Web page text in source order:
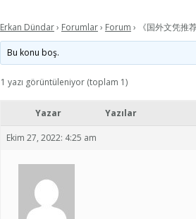
Erkan Dündar› Forumlar› Forum › 《国外文凭推
Bu konu boş.
1 yazı görüntüleniyor (toplam 1)
Yazar Yazılar
Ekim 27, 2022: 4:25 am